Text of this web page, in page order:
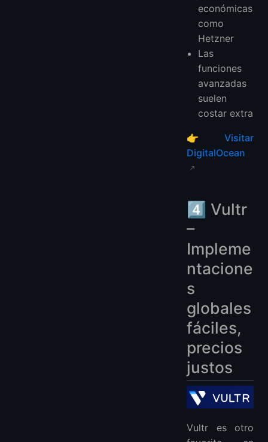
económicas
como
Hetzner
Las
funciones
avanzadas
suelen
costar extra
👉 Visitar
DigitalOcean
4️⃣ Vultr
–
Impleme
ntacione
s
globales
fáciles,
precios
justos
Vultr es otro